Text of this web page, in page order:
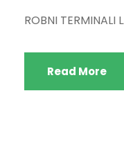
ROBNI
Read More